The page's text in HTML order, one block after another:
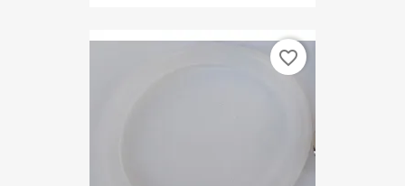
favorite_border